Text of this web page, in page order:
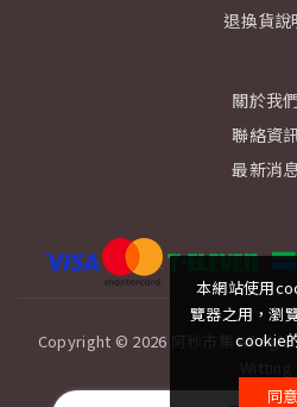
退換貨說
關於我
聯絡資
最新消
Copyright © 2026 阿秒市集 All
本網站使用
覽器之用，瀏
cookie
同意